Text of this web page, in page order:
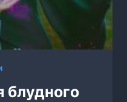
блудного